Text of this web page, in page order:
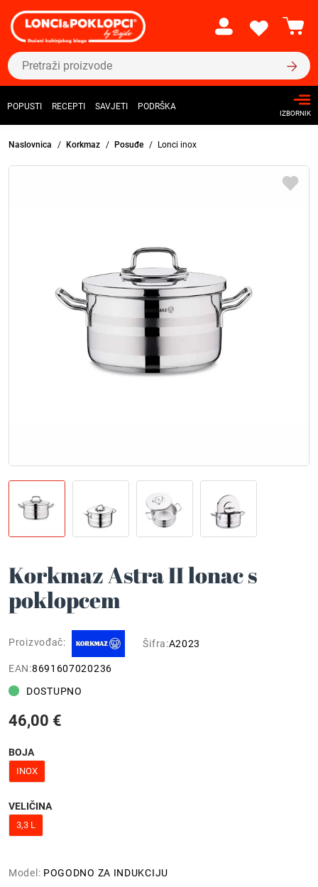
POPUSTI RECEPTI SAVJETI PODRŠKA
IZBORNIK
Naslovnica Korkmaz Posuđe Lonci inox
Korkmaz Astra II lonac s
poklopcem
Proizvođač: Šifra:A2023
EAN:8691607020236
DOSTUPNO
46,00 €
BOJA
INOX
VELIČINA
3,3 L
Model: POGODNO ZA INDUKCIJU